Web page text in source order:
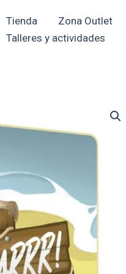
Tienda Zona Outlet
Talleres y actividades